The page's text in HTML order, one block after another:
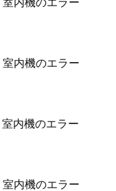
内機のエラー
内機のエラー
内機のエラー
内機のエラー